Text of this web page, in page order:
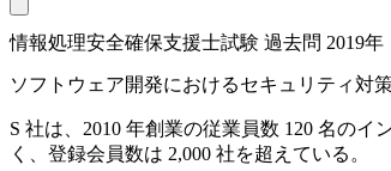
情報処理安全確保支援士試験 過去問 2019
ソフトウェア開発におけるセキュリティ対
S 社は、2010 年創業の従業員数 120 名の
く、登録会員数は 2,000 社を超えている。